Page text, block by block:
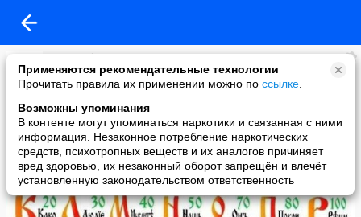
Применяются рекомендательные технологии
Прочитать правила их применении можно по ссылке
Возможны упоминания
В контенте могут упоминаться наркотики и связанная с ними
информация. Незаконное потребление наркотических
средств, психотропных веществ и их аналогов причиняет
вред здоровью, их незаконный оборот запрещён и влечёт
установленную законодательством ответственность
Europa Plus TV
added a photo
03 May в 11:51